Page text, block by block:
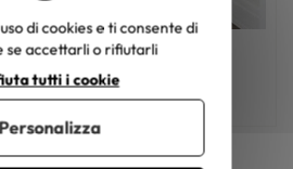
come scegliere il colore
giusto?
di cookies e ti consente di
se accettarli o rifiutarli
tutti i cookie
Personalizza